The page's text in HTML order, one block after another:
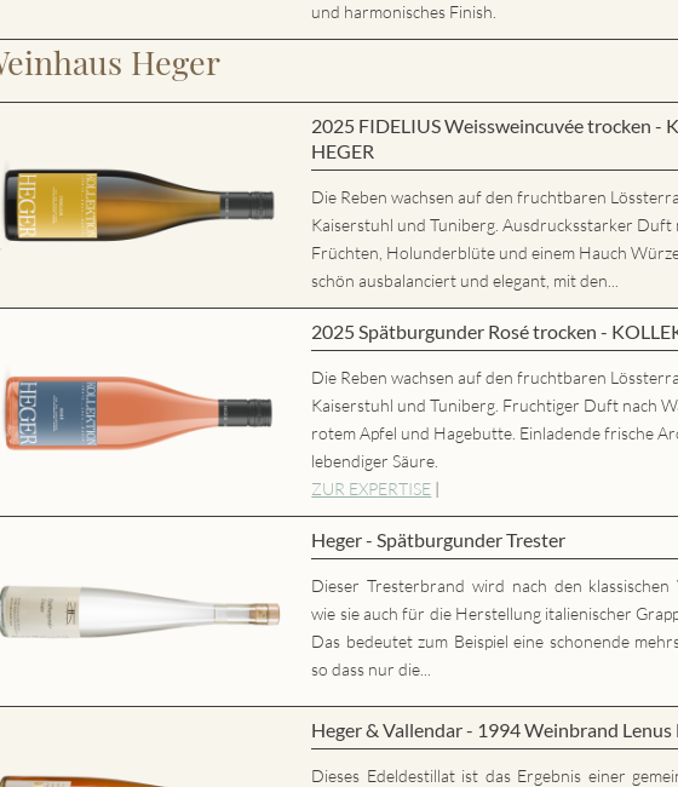
und harmonisches Finish.
Heger
2025 FIDELIUS Weissweincuvée trocken -
HEGER
Die Reben wachsen auf den fruchtbaren
Kaiserstuhl und Tuniberg. Ausdrucksstarker Duft
Früchten, Holunderblüte und einem Hauch
schön ausbalanciert und elegant, mit den...
2025 Spätburgunder Rosé trocken -
Die Reben wachsen auf den fruchtbaren
Kaiserstuhl und Tuniberg. Fruchtiger Duft nach
rotem Apfel und Hagebutte. Einladende frische
lebendiger Säure.
ZUR EXPERTISE |
Heger - Spätburgunder Trester
Dieser Tresterbrand wird nach den
wie sie auch für die Herstellung italienischer
Das bedeutet zum Beispiel eine schonende
so dass nur die...
Heger & Vallendar - 1994 Weinbrand Lenus
Dieses Edeldestillat ist das Ergebnis einer